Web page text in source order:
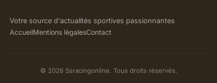
Votre source d'actualités sportives passionnantes
AccueilMentions légalesContact
© 2026 Ssracingonline. Tous droits réservés.